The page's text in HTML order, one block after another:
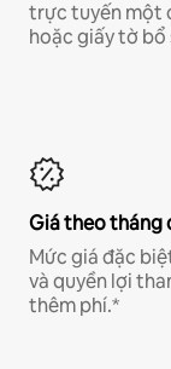
trực tuyến một
hoặc giấy tờ bổ
Giá theo tháng
Mức giá đặc
và quyền lợi
thêm phí.*